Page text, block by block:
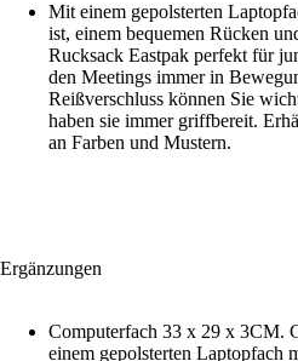
Mit einem gepolsterten
ist, einem bequemen Rücken
Rucksack Eastpak perfekt für
den Meetings immer in
Reißverschluss können Sie
haben sie immer griffbereit.
an Farben und Mustern.
Ergänzungen
Computerfach 33 x 29 x 3CM.
einem gepolsterten Laptopfach